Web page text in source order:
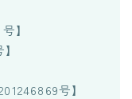
】
号】